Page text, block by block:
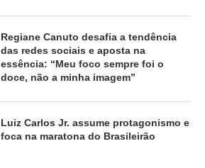
Regiane Canuto desafia a tendência
das redes sociais e aposta na
essência: “Meu foco sempre foi o
doce, não a minha imagem”
Luiz Carlos Jr. assume protagonismo e
foca na maratona do Brasileirão